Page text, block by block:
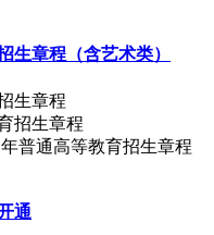
生章程（含艺术类）
生章程
普通高等教育招生章程
通